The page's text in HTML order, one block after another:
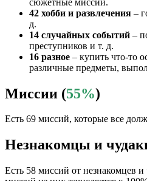
42 хобби и развлечения –
д.
14 случайных событий –
преступников и т. д.
16 разное – купить что-то
различные предметы,
Миссии (55%)
Есть 69 миссий, которые все
Незнакомцы и
Есть 58 миссий от незнакомцев и